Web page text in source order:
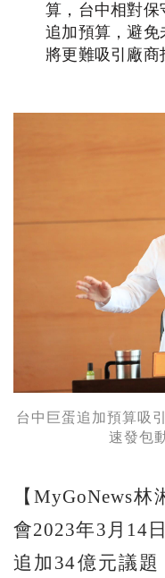
算，台中相對保
追加預算，避免
將更難吸引廠商
台中巨蛋追加預算吸
速發包
【MyGoNews
會2023年3月14
追加34億元議